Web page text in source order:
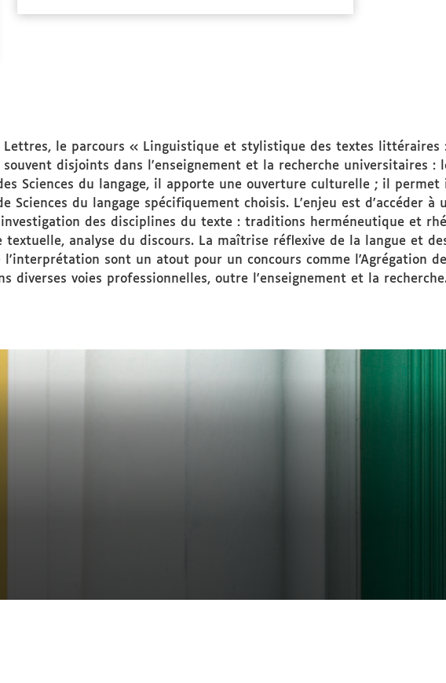
des
le parcours « Linguistique et stylistique des textes littéraires
disjoints dans l'enseignement et la recherche universitaires :
Sciences du langage, il apporte une ouverture culturelle ; il
Sciences du langage spécifiquement choisis. L'enjeu est d'accéder
des disciplines du texte : traditions herméneutique et
analyse du discours. La maîtrise réflexive de la langue et
sont un atout pour un concours comme l'Agrégation
diverses voies professionnelles, outre l'enseignement et la